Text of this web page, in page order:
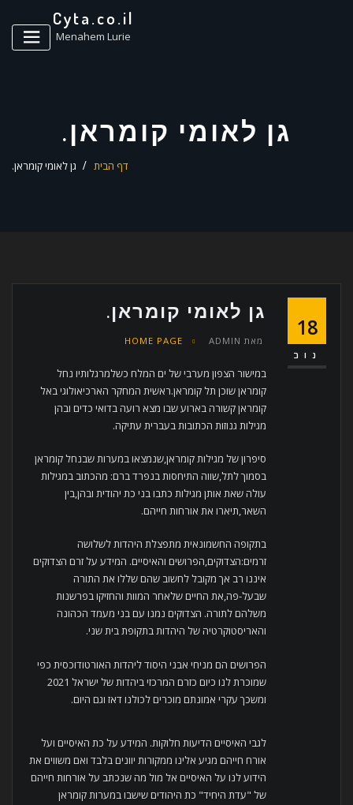
Cyta.co.il
Menahem Lurie
גן לאומי קומראן.
דף הבית גן לאומי קומראן.
18
נוב
גן לאומי קומראן.
מאת ADMIN
HOME PAGE
במישור הצפון מערבי של ים המלח כשלמרגלותיו נחל
קומראן שוכן תל קומראן.ראשית המחקר הארכיאולוגי באל
קומראן קשורה בארוע שבו מצא רועה בדואי כדים ובהן
מגילות גנוזות הכתובות בעברית עתיקה.
סיפרון של מגילות קומראן,שנמצאו במערות שבנחל קומראן
בסמוך לתל,שווה התיחסות בנפרד ברם: מהכתוב במגילות
עולה שאת אותן מגילות כתבו בני כת יהודית ובהן,בין
השאר,תיארו את אורחות חייהם.
בתקופה החשמונאית מתפצלת היהדות לשלושה
זרמים:הצדוקים,הפרושים והאיסיים. המידע על זרם הצדוקים
איננו רב אך מקובל לחשוב שהם שללו את התורה
שבעל-פה,את החיים שלאחר המוות והחזיקו בפרשנות
משלהם לתורה. הצדוקים נמנו עם בני מעמד הכהונה
והאריסטוקרטיה של היהדות בתקופת בית שני.
הפרושים הם מניחי אבני היסוד ליהדות האורטודוכסית כפי
שמוכרת לנו כיום כזרם המרכזי ביהדות של ישראל 2021
ומשכך עקרי אמונתם מוכרים לכולנו דאז וגם היום.
לגבי האיסיים הדיעות חלוקות. המידע על כת האיסיים ועל
אורח חייהם מגיע אלינו ממקורות יוונים בלבד ואם משווים את
הידוע לנו על האיסיים אל מול מה שנכתב על אורחות חייהם
של "עדת היחיד" כת היהודים שישבו במערות קומראן